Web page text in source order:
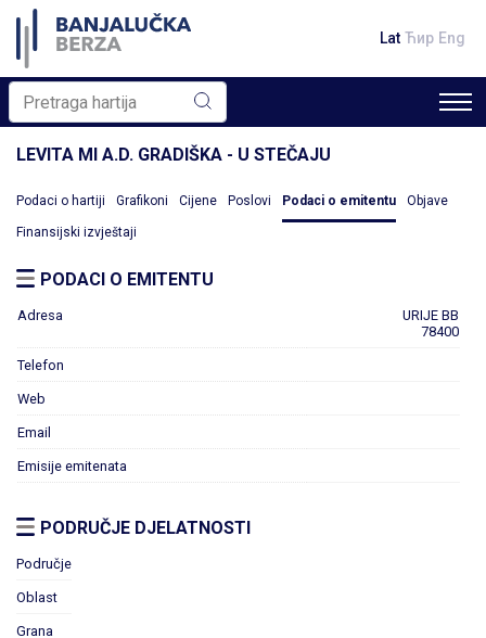
Lat Ћир Eng
LEVITA MI A.D. GRADIŠKA - U STEČAJU
Podaci o hartiji Grafikoni Cijene Poslovi Podaci o emitentu Objave
Finansijski izvještaji
PODACI O EMITENTU
Adresa
URIJE BB
78400
Telefon
Web
Email
Emisije emitenata
PODRUČJE DJELATNOSTI
Područje
Oblast
Grana